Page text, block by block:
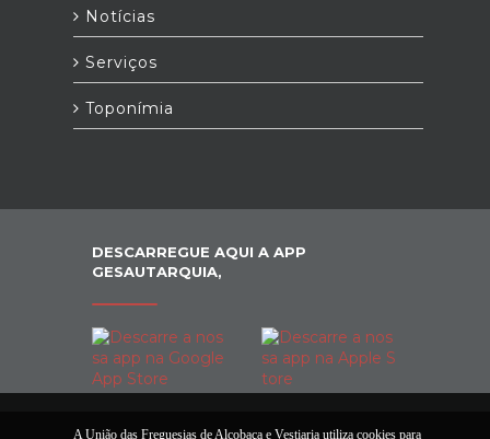
Notícias
Serviços
Toponímia
DESCARREGUE AQUI A APP
GESAUTARQUIA,
A União das Freguesias de Alcobaça e Vestiaria utiliza cookies para